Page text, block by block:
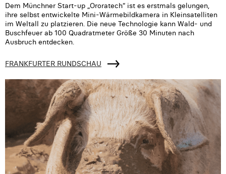
Dem Münchner Start-up „Ororatech“ ist es erstmals gelungen,
ihre selbst entwickelte Mini-Wärmebildkamera in Kleinsatelliten
im Weltall zu platzieren. Die neue Technologie kann Wald- und
Buschfeuer ab 100 Quadratmeter Größe 30 Minuten nach
Ausbruch entdecken.
FRANKFURTER RUNDSCHAU